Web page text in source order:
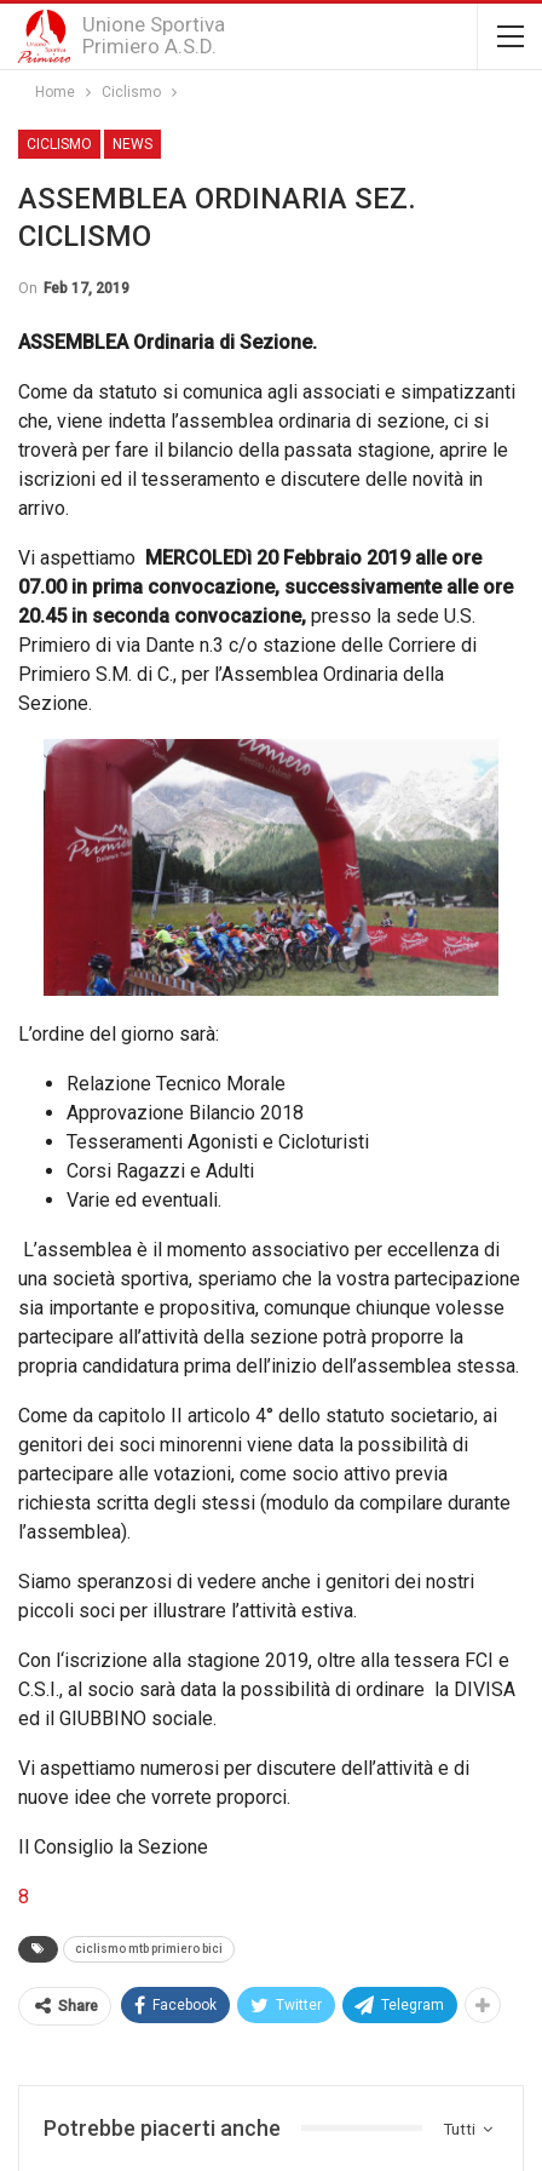
Unione Sportiva
Primiero A.S.D.
Home Ciclismo
CICLISMO NEWS
ASSEMBLEA ORDINARIA SEZ.
CICLISMO
On Feb 17, 2019
ASSEMBLEA Ordinaria di Sezione.
Come da statuto si comunica agli associati e simpatizzanti
che, viene indetta l’assemblea ordinaria di sezione, ci si
troverà per fare il bilancio della passata stagione, aprire le
iscrizioni ed il tesseramento e discutere delle novità in
arrivo.
Vi aspettiamo MERCOLEDì 20 Febbraio 2019 alle ore
07.00 in prima convocazione, successivamente alle ore
20.45 in seconda convocazione, presso la sede U.S.
Primiero di via Dante n.3 c/o stazione delle Corriere di
Primiero S.M. di C., per l’Assemblea Ordinaria della
Sezione.
L’ordine del giorno sarà:
Relazione Tecnico Morale
Approvazione Bilancio 2018
Tesseramenti Agonisti e Cicloturisti
Corsi Ragazzi e Adulti
Varie ed eventuali.
L’assemblea è il momento associativo per eccellenza di
una società sportiva, speriamo che la vostra partecipazione
sia importante e propositiva, comunque chiunque volesse
partecipare all’attività della sezione potrà proporre la
propria candidatura prima dell’inizio dell’assemblea stessa.
Come da capitolo II articolo 4° dello statuto societario, ai
genitori dei soci minorenni viene data la possibilità di
partecipare alle votazioni, come socio attivo previa
richiesta scritta degli stessi (modulo da compilare durante
l’assemblea).
Siamo speranzosi di vedere anche i genitori dei nostri
piccoli soci per illustrare l’attività estiva.
Con l‘iscrizione alla stagione 2019, oltre alla tessera FCI e
C.S.I., al socio sarà data la possibilità di ordinare la DIVISA
ed il GIUBBINO sociale.
Vi aspettiamo numerosi per discutere dell’attività e di
nuove idee che vorrete proporci.
Il Consiglio la Sezione
8
ciclismo mtb primiero bici
Share Facebook Twitter Telegram
Tutti
Potrebbe piacerti anche